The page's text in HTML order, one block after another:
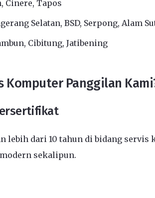
Cinere, Tapos
Selatan, BSD, Serpong, Alam
Cibitung, Jatibening
Komputer Panggilan
lebih dari 10 tahun di bidang
sekalipun.